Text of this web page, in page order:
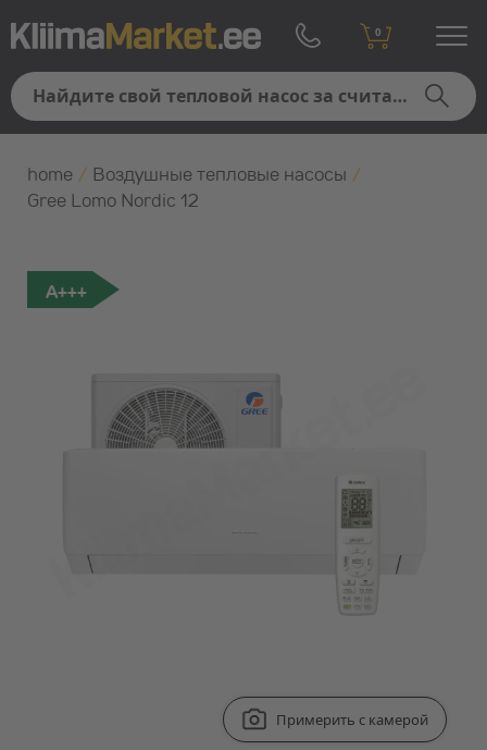
0
home / Воздушные тепловые насосы /
Gree Lomo Nordic 12
A+++
Примерить с камерой